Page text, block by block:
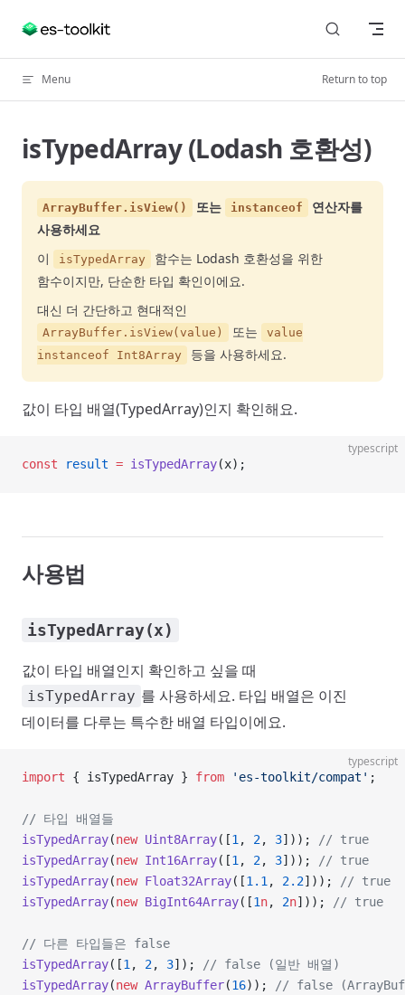
Skip to content
Menu Return to top
isTypedArray (Lodash 호환성)
ArrayBuffer.isView() 또는 instanceof
연산자를
사용하세요
이
isTypedArray
함수는 Lodash 호환성을 위한
함수이지만, 단순한 타입 확인이에요.
대신 더 간단하고 현대적인
ArrayBuffer.isView(value) 또는
value
instanceof Int8Array
등을 사용하세요.
값이 타입 배열(TypedArray)인지 확인해요.
typescript
const result = isTypedArray(x);
사용법
isTypedArray(x)
값이 타입 배열인지 확인하고 싶을 때
isTypedArray 를 사용하세요. 타입 배열은 이진
데이터를 다루는 특수한 배열 타입이에요.
typescript
import { isTypedArray } from 'es-toolkit/compat' ;
// 타입 배열들
isTypedArray(new Uint8Array([1 , 2, 3]));
// true
isTypedArray(new Int16Array([1 , 2, 3]));
// true
isTypedArray(new Float32Array([1.1 , 2.2]));
// true
isTypedArray(new BigInt64Array([1n, 2n])); // true
// 다른 타입들은 false
isTypedArray([1 , 2, 3]);
// false (일반 배열)
isTypedArray(new ArrayBuffer(16));
// false